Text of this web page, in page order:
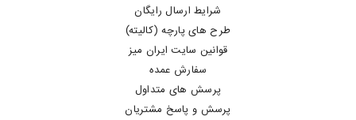
شرایط ارسال رایگان
طرح های پارچه (کالیته)
قوانین سایت ایران میز
سفارش عمده
پرسش های متداول
پرسش و پاسخ مشتریان